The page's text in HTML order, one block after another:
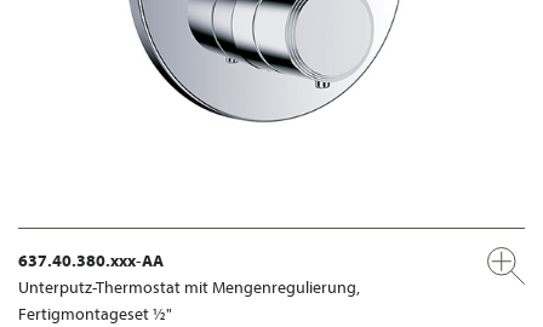
637.40.380.xxx-AA
Unterputz-Thermostat mit Mengenregulierung,
Fertigmontageset ½"